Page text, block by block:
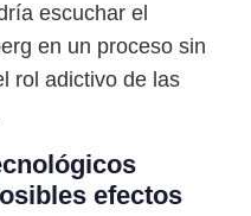
escuchar el
en un proceso sin
rol adictivo de las
efectos